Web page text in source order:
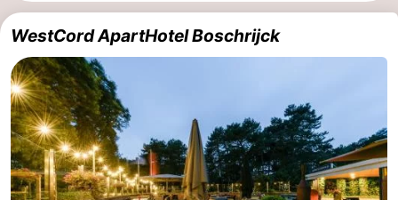
-
Kaap
West
-
Résidence
Terschelling
-
Strandappartementen
-
WestCord ApartHotel Boschrijck